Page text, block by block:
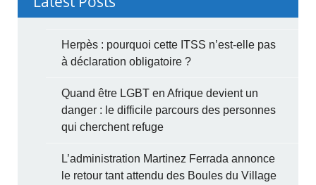
Herpès : pourquoi cette ITSS n’est-elle pas
à déclaration obligatoire ?
Quand être LGBT en Afrique devient un
danger : le difficile parcours des personnes
qui cherchent refuge
L’administration Martinez Ferrada annonce
le retour tant attendu des Boules du Village